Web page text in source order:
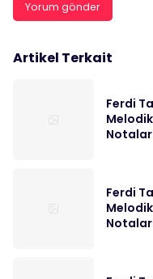
Artikel Terkait
Ferdi
Ferdi